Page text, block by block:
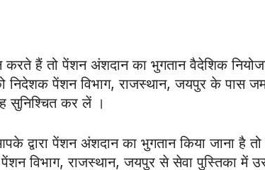
हैं तो पेंशन अंशदान का भुगतान वैदेशिक नियोजक
निदेशक पेंशन विभाग, राजस्थान, जयपुर के पास
सुनिश्चित कर लें ।
द्वारा पेंशन अंशदान का भुगतान किया जाना है
विभाग, राजस्थान, जयपुर से सेवा पुस्तिका में